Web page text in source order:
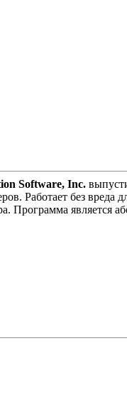
Software, Inc.
Работает без вреда
Программа является